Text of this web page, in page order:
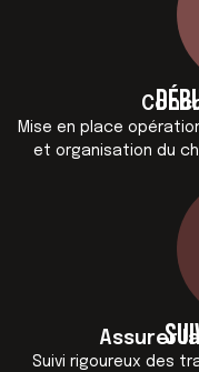
Mise en place
et organisation du
Assurer
Suivi rigoureux des